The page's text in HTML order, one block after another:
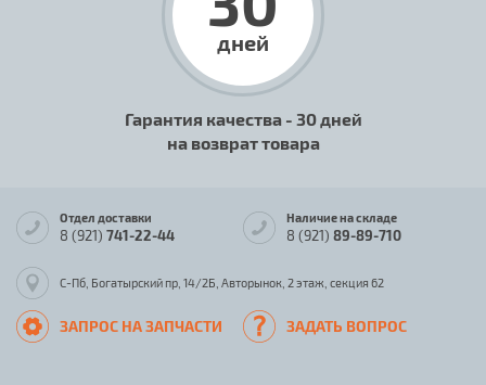
дней
Гарантия качества - 30 дней
на возврат товара
Отдел доставки
8 (921) 741-22-44
Наличие на складе
8 (921) 89-89-710
С-Пб, Богатырский пр, 14/2Б, Авторынок, 2 этаж, секция 62
ЗАПРОС НА ЗАПЧАСТИ ЗАДАТЬ ВОПРОС